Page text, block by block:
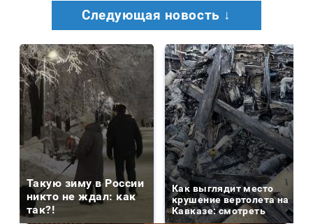
Следующая новость ↓
Такую зиму в России
никто не ждал: как
так?!
Как выглядит место
крушение вертолета на
Кавказе: смотреть